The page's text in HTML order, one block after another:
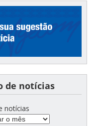
de notícias
notícias